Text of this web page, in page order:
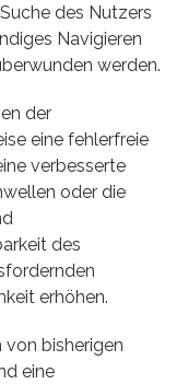
des Nutzers
Navigieren
werden.
der
eine fehlerfreie
verbesserte
oder die
des
erhöhen.
von bisherigen
eine